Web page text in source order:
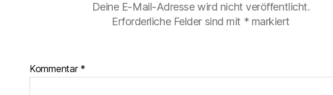
Deine E-Mail-Adresse wird nicht veröffentlicht.
Erforderliche Felder sind mit * markiert
Kommentar *